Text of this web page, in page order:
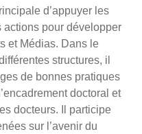
d’appuyer les
pour développer
et Médias. Dans le
structures, il
de bonnes pratiques
doctoral et
docteurs. Il participe
sur l’avenir du